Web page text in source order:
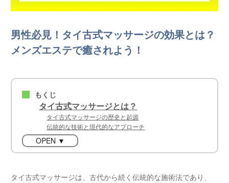
男性必見！タイ古式マッサージの効果とは？
メンズエステで癒されよう！
■ もくじ
タイ古式マッサージとは？
タイ古式マッサージの歴史と起源
伝統的な技術と現代的なアプローチ
OPEN ▼
タイ古式マッサージは、古代から続く伝統的な施術法であり、